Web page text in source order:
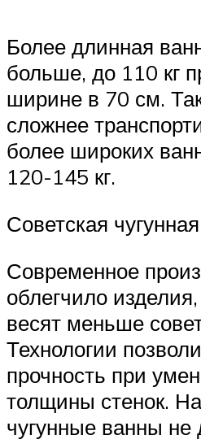
Более длинная
больше, до 110 кг
ширине в 70 см.
сложнее
более широких
120-145 кг.
Советская
Современное
облегчило
весят меньше
Технологии
прочность при
толщины стенок.
чугунные ванны не